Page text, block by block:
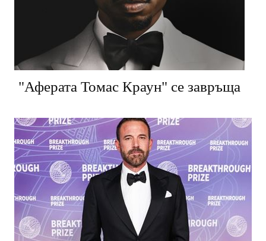
"Аферата Томас Краун" се завръща